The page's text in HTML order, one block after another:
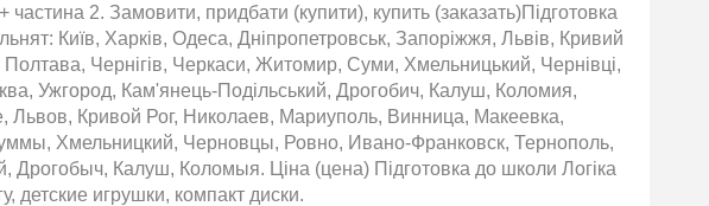
частина 2. Замовити, придбати (купити), купить (заказать)Підготовка
Київ, Харків, Одеса, Дніпропетровськ, Запоріжжя, Львів, Кривий
Полтава, Чернігів, Черкаси, Житомир, Суми, Хмельницький, Чернівці,
Ужгород, Кам'янець-Подільський, Дрогобич, Калуш, Коломия,
Львов, Кривой Рог, Николаев, Мариуполь, Винница, Макеевка,
Хмельницкий, Черновцы, Ровно, Ивано-Франковск, Тернополь,
Калуш, Коломыя. Ціна (цена) Підготовка до школи Логіка
детские игрушки, компакт диски.